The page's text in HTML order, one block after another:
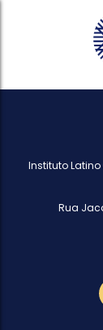
Instituto
Rua